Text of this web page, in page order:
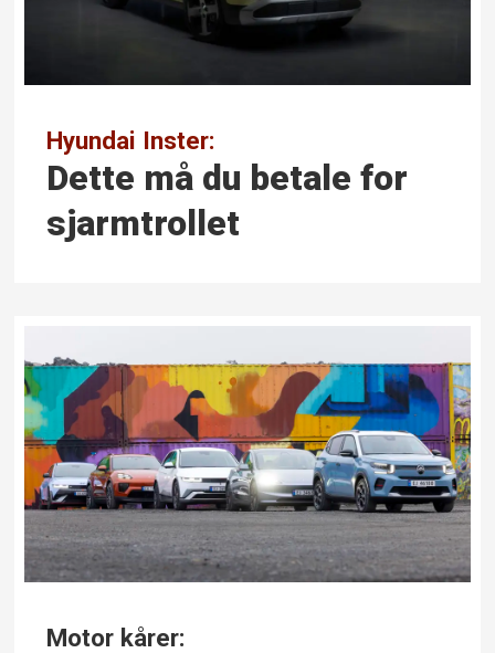
Hyundai Inster:
Dette må du betale for
sjarmtrollet
Motor kårer: